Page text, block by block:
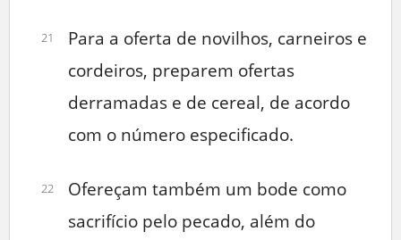
21
Para a oferta de novilhos, carneiros e
cordeiros, preparem ofertas
derramadas e de cereal, de acordo
com o número especificado.
22
Ofereçam também um bode como
sacrifício pelo pecado, além do